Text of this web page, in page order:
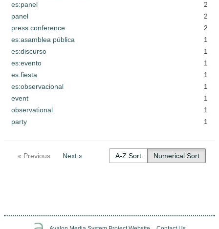
es:panel
2
panel
2
press conference
2
es:asamblea pública
1
es:discurso
1
es:evento
1
es:fiesta
1
es:observacional
1
event
1
observational
1
party
1
« Previous Next » A-Z Sort Numerical Sort